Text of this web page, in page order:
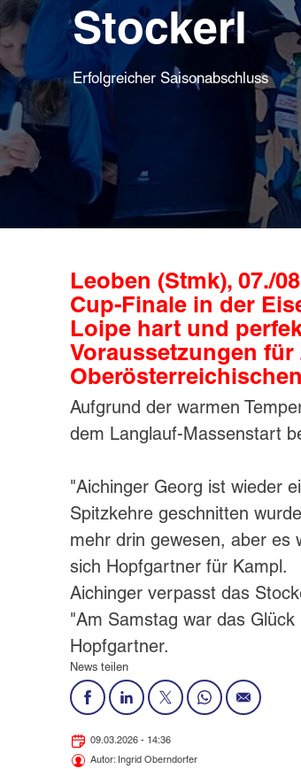
Stockerl
Erfolgreicher Saisonabschluss
Leoben (Stmk), 07./
Cup-Finale in der
Loipe hart und
Voraussetzungen
Aufgrund der warmen
dem Langlauf-Massenstart
"Aichinger Georg ist wieder
Spitzkehre geschnitten
mehr drin gewesen, aber es
sich Hopfgartner für Kampl.
Aichinger verpasst das
"Am Samstag war das
Hopfgartner.
News teilen
09.03.2026 - 14:36
Autor: Ingrid Oberndorfer